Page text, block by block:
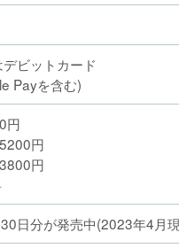
ビットカード
Payを含む)
円
円
円
日分が発売中(2023年4月